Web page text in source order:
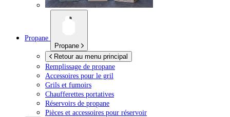
Propane
Propane
Retour au menu principal
Remplissage de propane
Accessoires pour le gril
Grils et fumoirs
Chaufferettes portatives
Réservoirs de propane
Pièces et accessoires pour réservoir